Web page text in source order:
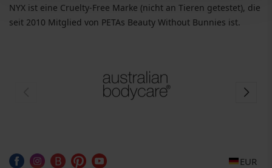
NYX ist eine Cruelty-Free Marke (nicht an Tieren getestet), die
seit 2010 Mitglied von PETAs Beauty Without Bunnies ist.
EUR